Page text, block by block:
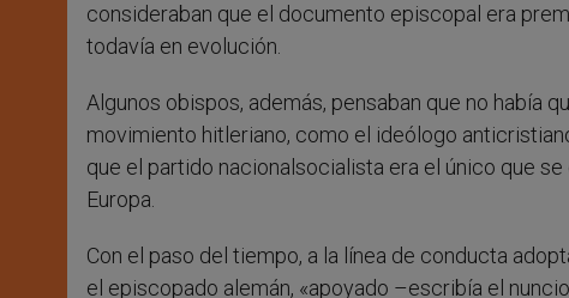
consideraban que el documento episcopal era
todavía en evolución.
Algunos obispos, además, pensaban que no había
movimiento hitleriano, como el ideólogo
que el partido nacionalsocialista era el único que
Europa.
Con el paso del tiempo, a la línea de conducta
el episcopado alemán, «apoyado –escribía el